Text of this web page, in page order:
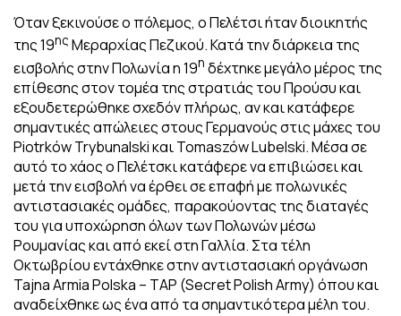
Όταν ξεκινούσε ο πόλεμος, ο Πελέτσι ήταν διοικητής
της 19ης Μεραρχίας Πεζικού. Κατά την διάρκεια της
εισβολής στην Πολωνία η 19η δέχτηκε μεγάλο μέρος της
επίθεσης στον τομέα της στρατιάς του Προύσυ και
εξουδετερώθηκε σχεδόν πλήρως, αν και κατάφερε
σημαντικές απώλειες στους Γερμανούς στις μάχες του
Piotrków Trybunalski και Tomaszów Lubelski. Μέσα σε
αυτό το χάος ο Πελέτσκι κατάφερε να επιβιώσει και
μετά την εισβολή να έρθει σε επαφή με πολωνικές
αντιστασιακές ομάδες, παρακούοντας της διαταγές
του για υποχώρηση όλων των Πολωνών μέσω
Ρουμανίας και από εκεί στη Γαλλία. Στα τέλη
Οκτωβρίου εντάχθηκε στην αντιστασιακή οργάνωση
Tajna Armia Polska – TAP (Secret Polish Army) όπου και
αναδείχθηκε ως ένα από τα σημαντικότερα μέλη του.